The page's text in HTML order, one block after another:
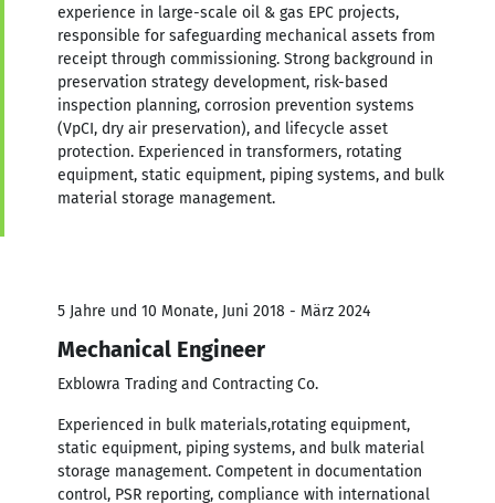
experience in large-scale oil & gas EPC projects,
responsible for safeguarding mechanical assets from
receipt through commissioning. Strong background in
preservation strategy development, risk-based
inspection planning, corrosion prevention systems
(VpCI, dry air preservation), and lifecycle asset
protection. Experienced in transformers, rotating
equipment, static equipment, piping systems, and bulk
material storage management.
5 Jahre und 10 Monate, Juni 2018 - März 2024
Mechanical Engineer
Exblowra Trading and Contracting Co.
Experienced in bulk materials,rotating equipment,
static equipment, piping systems, and bulk material
storage management. Competent in documentation
control, PSR reporting, compliance with international